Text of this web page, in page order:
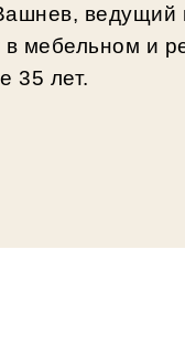
ведущий
в мебельном и
35 лет.